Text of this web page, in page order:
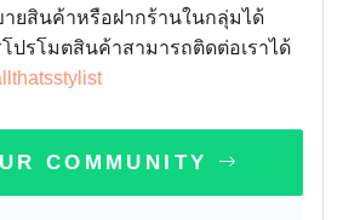
ยสินค้าหรือฝากร้านในกลุ่มได้
ปรโมตสินค้าสามารถติดต่อเราได้
COMMUNITY